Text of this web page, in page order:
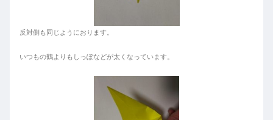
反対側も同じようにおります。
いつもの鶴よりもしっぽなどが太くなっています。